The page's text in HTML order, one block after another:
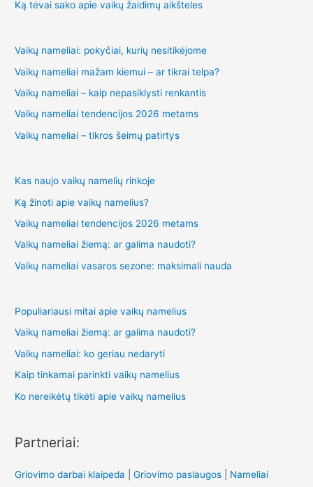
Ką tėvai sako apie vaikų žaidimų aikšteles
Vaikų nameliai: pokyčiai, kurių nesitikėjome
Vaikų nameliai mažam kiemui – ar tikrai telpa?
Vaikų nameliai – kaip nepasiklysti renkantis
Vaikų nameliai tendencijos 2026 metams
Vaikų nameliai – tikros šeimų patirtys
Kas naujo vaikų namelių rinkoje
Ką žinoti apie vaikų namelius?
Vaikų nameliai tendencijos 2026 metams
Vaikų nameliai žiemą: ar galima naudoti?
Vaikų nameliai vasaros sezone: maksimali nauda
Populiariausi mitai apie vaikų namelius
Vaikų nameliai žiemą: ar galima naudoti?
Vaikų nameliai: ko geriau nedaryti
Kaip tinkamai parinkti vaikų namelius
Ko nereikėtų tikėti apie vaikų namelius
Partneriai:
Griovimo darbai klaipeda |Griovimo paslaugos
Nameliai